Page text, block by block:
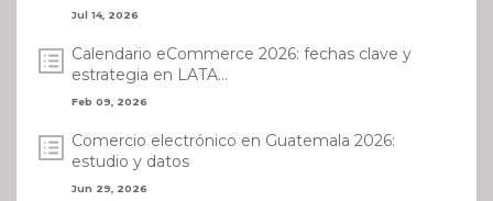
Jul 14, 2026
Calendario eCommerce 2026: fechas clave y
estrategia en LATA...
Feb 09, 2026
Comercio electrónico en Guatemala 2026:
estudio y datos
Jun 29, 2026